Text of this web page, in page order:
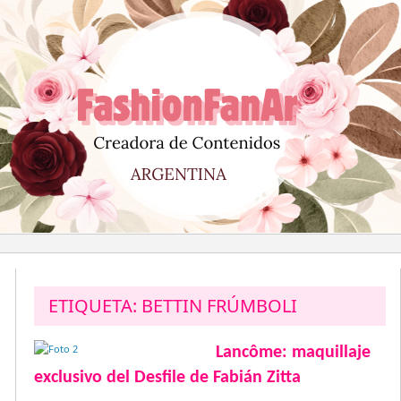
al
contenido
ETIQUETA: BETTIN FRÚMBOLI
Lancôme: maquillaje
exclusivo del Desfile de Fabián Zitta